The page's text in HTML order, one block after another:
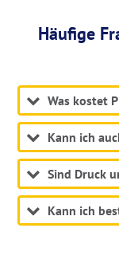
Häufige
Was kostet
Kann ich
Sind Druck
Kann ich